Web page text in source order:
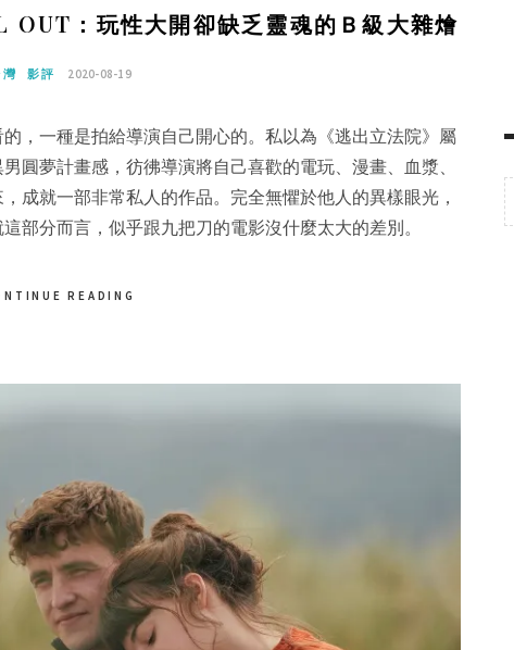
：玩性大開卻缺乏靈魂的Ｂ級大雜燴
灣 影評 2020-08-19
，一種是拍給導演自己開心的。私以為《逃出立法院》屬
圓夢計畫感，彷彿導演將自己喜歡的電玩、漫畫、血漿、
成就一部非常私人的作品。完全無懼於他人的異樣眼光，
部分而言，似乎跟九把刀的電影沒什麼太大的差別。
READING